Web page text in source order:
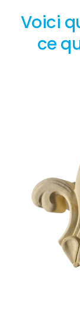
Voici
ce